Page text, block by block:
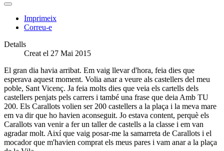
Imprimeix
Correu-e
Detalls
Creat el 27 Mai 2015
El gran dia havia arribat. Em vaig llevar d'hora, feia dies que
esperava aquest moment. Volia anar a veure als castellers del meu
poble, Sant Vicenç. Ja feia molts dies que veia els cartells dels
castellers penjats pels carrers i també una frase que deia Amb TU
200. Els Carallots volien ser 200 castellers a la plaça i la meva mare
em va dir que ho havien aconseguit. Jo estava content, perquè els
Carallots van venir a fer un taller de castells a la classe i em van
agradar molt. Així que vaig posar-me la samarreta de Carallots i el
mocador que m'havien comprat els meus pares i vam anar a la plaça